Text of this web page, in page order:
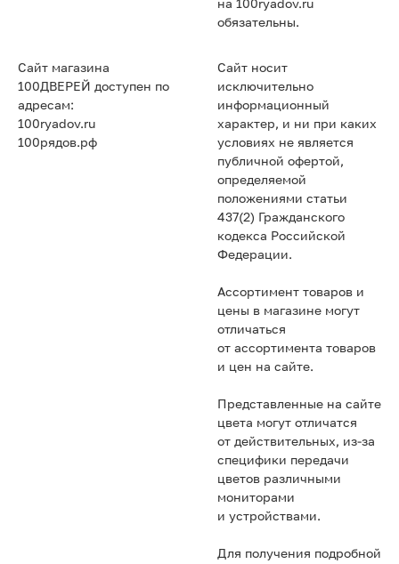
на 100ryadov.ru
обязательны.
Сайт магазина
100ДВЕРЕЙ доступен по
адресам:
100ryadov.ru
100рядов.рф
Сайт носит
исключительно
информационный
характер, и ни при каких
условиях не является
публичной офертой,
определяемой
положениями статьи
437(2) Гражданского
кодекса Российской
Федерации.
Ассортимент товаров и
цены в магазине могут
отличаться
от ассортимента товаров
и цен на сайте.
Представленные на сайте
цвета могут отличатся
от действительных, из-за
специфики передачи
цветов различными
мониторами
и устройствами.
Для получения подробной